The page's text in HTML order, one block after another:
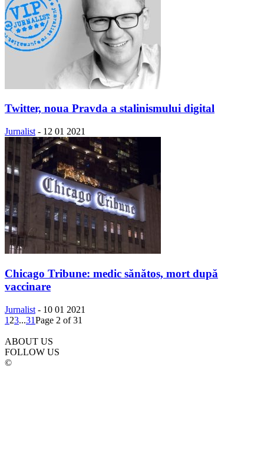
Twitter, noua Pravda a stalinismului digital
Jurnalist - 12 01 2021
Chicago Tribune: medic sănătos, mort după
vaccinare
Jurnalist - 10 01 2021
1 23...31Page 2 of 31
ABOUT US
FOLLOW US
©